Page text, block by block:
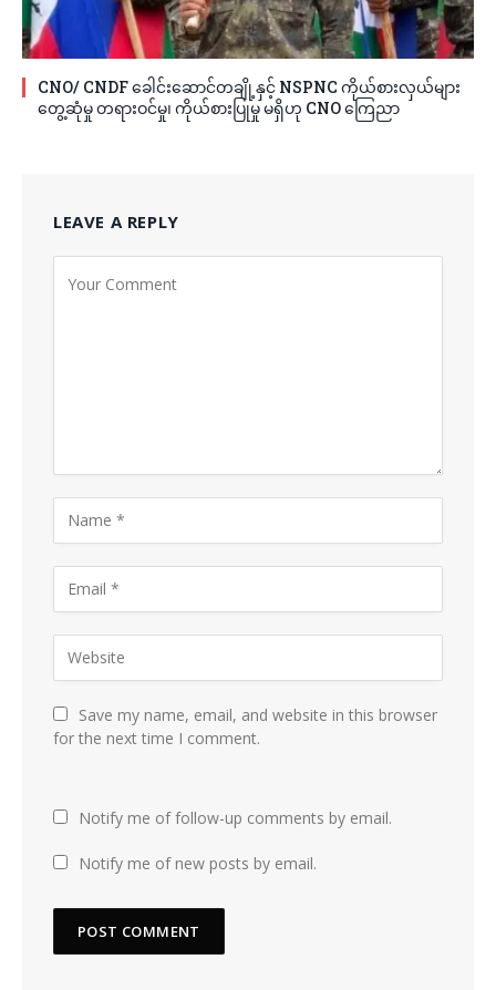
CNO/ CNDF ခေါင်းဆောင်တချို့နှင့် NSPNC ကိုယ်စားလှယ်များ
တွေ့ဆုံမှု တရားဝင်မှု၊ ကိုယ်စားပြုမှု မရှိဟု CNO ကြေညာ
LEAVE A REPLY
Save my name, email, and website in this browser
for the next time I comment.
Notify me of follow-up comments by email.
Notify me of new posts by email.